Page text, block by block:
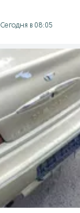
Сегодня в 08:05